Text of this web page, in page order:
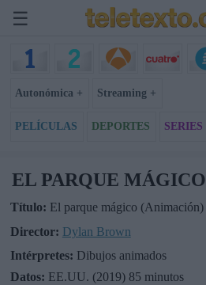
☰
Autonómica + Streaming +
PELÍCULAS DEPORTES SERIES
EL PARQUE MÁGICO
Título: El parque mágico (Animación)
Director: Dylan Brown
Intérpretes: Dibujos animados
Datos: EE.UU. (2019) 85 minutos